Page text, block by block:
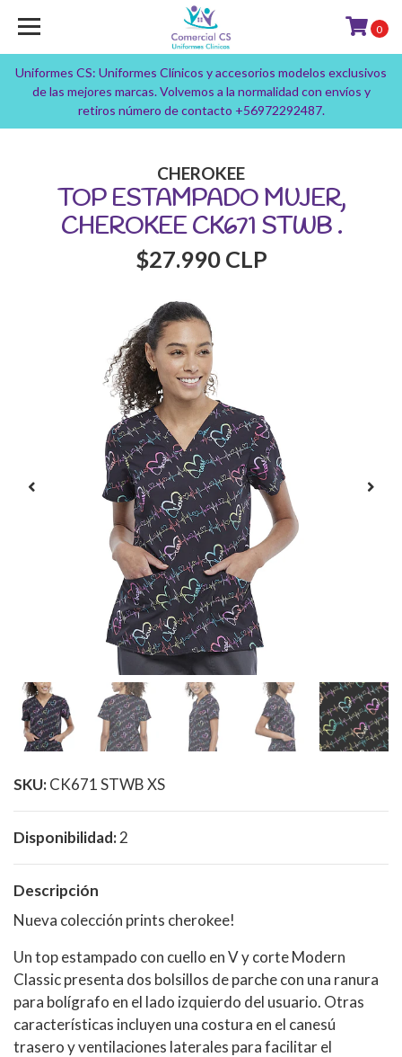
Uniformes CS: Uniformes Clínicos y accesorios modelos exclusivos
de las mejores marcas. Volvemos a la normalidad con envíos y
retiros número de contacto +56972292487.
0
CHEROKEE
TOP ESTAMPADO MUJER,
CHEROKEE CK671 STWB .
$27.990 CLP
SKU:CK671 STWB XS
Disponibilidad:2
Descripción
Nueva colección prints cherokee!
Un top estampado con cuello en V y corte Modern
Classic presenta dos bolsillos de parche con una ranura
para bolígrafo en el lado izquierdo del usuario. Otras
características incluyen una costura en el canesú
trasero y ventilaciones laterales para facilitar el